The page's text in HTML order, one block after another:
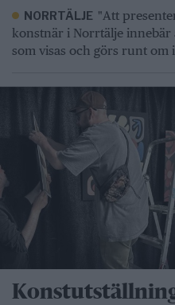
NORRTÄLJE "Att
konstnär i Norrtälje innebär
som visas och görs runt